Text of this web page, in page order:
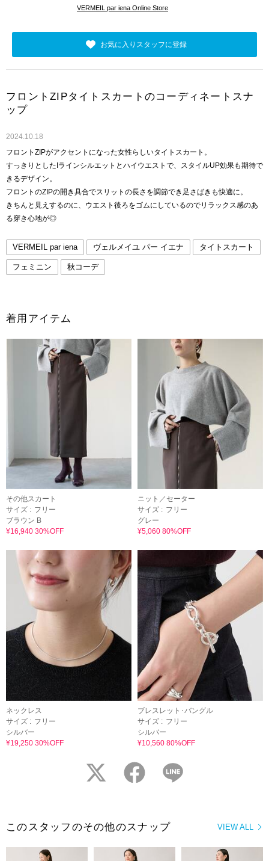
VERMEIL par iena Online Store
お気に入りスタッフに登録
フロントZIPタイトスカートのコーディネートスナ
ップ
2024.10.18
フロントZIPがアクセントになった女性らしいタイトスカート。
すっきりとしたIラインシルエットとハイウエストで、スタイルUP効果も期待で
きるデザイン。
フロントのZIPの開き具合でスリットの長さを調節でき足さばきも快適に。
きちんと見えするのに、ウエスト後ろをゴムにしているのでリラックス感のあ
る穿き心地が◎
VERMEIL par iena ヴェルメイユ パー イエナ タイトスカート
フェミニン 秋コーデ
着用アイテム
その他スカート
サイズ : フリー
ブラウン B
¥16,940 30%OFF
ニット／セーター
サイズ : フリー
グレー
¥5,060 80%OFF
ネックレス
サイズ : フリー
シルバー
¥19,250 30%OFF
ブレスレット･バングル
サイズ : フリー
シルバー
¥10,560 80%OFF
twitter facebook
VIEW ALL
このスタッフのその他のスナップ